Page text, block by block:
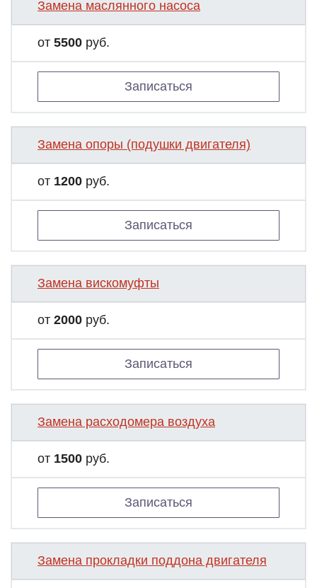
Замена маслянного насоса
от 5500 руб.
Записаться
Замена опоры (подушки двигателя)
от 1200 руб.
Записаться
Замена вискомуфты
от 2000 руб.
Записаться
Замена расходомера воздуха
от 1500 руб.
Записаться
Замена прокладки поддона двигателя